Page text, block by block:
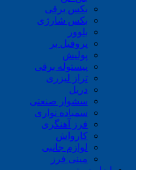
بکس برقی
بکس شارژی
بلوور
پروفیل بر
پولیش
پیستوله برقی
تراز لیزری
دریل
سشوار صنعتی
سمباده نواری
فرز آهنگری
کارواش
لوازم جانبی
مینی فرز